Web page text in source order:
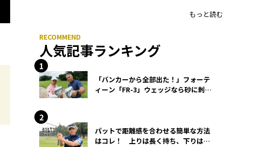
もっと読む
人気記事ランキング
「バンカーから全部出た！」フォーテ
ィーン「FR-3」ウェッジなら砂に刺さ
パットで距離感を合わせる簡単な方法
はコレ！ 上りは長く持ち、下りは短